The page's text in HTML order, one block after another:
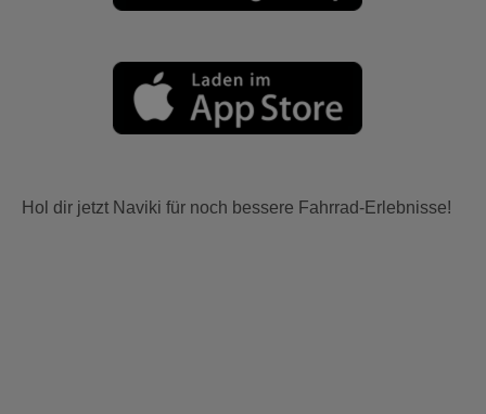
Hol dir jetzt Naviki für noch bessere Fahrrad-Erlebnisse!